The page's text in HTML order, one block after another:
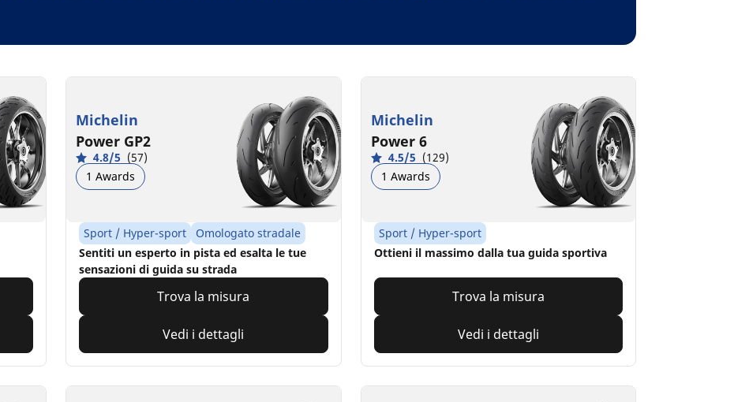
Michelin
Power GP2
4.8/5 (57)
1 Awards
Sport / Hyper-sport
Omologato stradale
Sentiti un esperto in pista ed esalta le tue
sensazioni di guida su strada
Trova la misura
Vedi i dettagli
Michelin
Power 6
4.5/5 (129)
1 Awards
Sport / Hyper-sport
Ottieni il massimo dalla tua guida sportiva
Trova la misura
Vedi i dettagli